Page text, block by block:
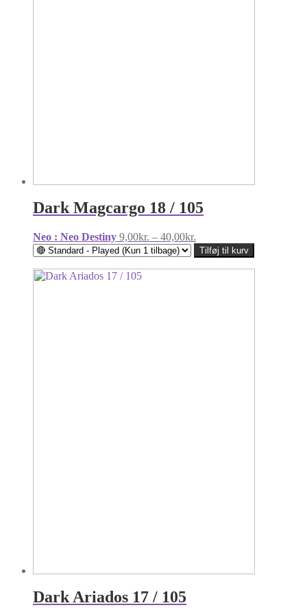
Dark Magcargo 18 / 105
Neo : Neo Destiny 9,00kr. – 40,00kr.
9,00kr.
til
40,00kr.
Tilføj til kurv
Dark Ariados 17 / 105